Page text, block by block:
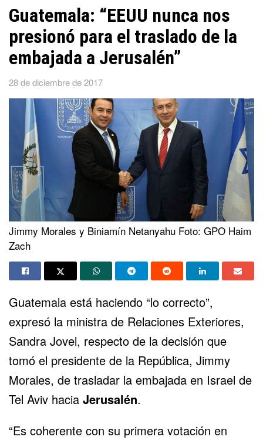
Guatemala: “EEUU nunca nos
presionó para el traslado de la
embajada a Jerusalén”
28 de diciembre de 2017
Jimmy Morales y Biniamín Netanyahu Foto: GPO Haim
Zach
Guatemala está haciendo “lo correcto”,
expresó la ministra de Relaciones Exteriores,
Sandra Jovel, respecto de la decisión que
tomó el presidente de la República, Jimmy
Morales, de trasladar la embajada en Israel de
Tel Aviv hacia Jerusalén.
“Es coherente con su primera votación en